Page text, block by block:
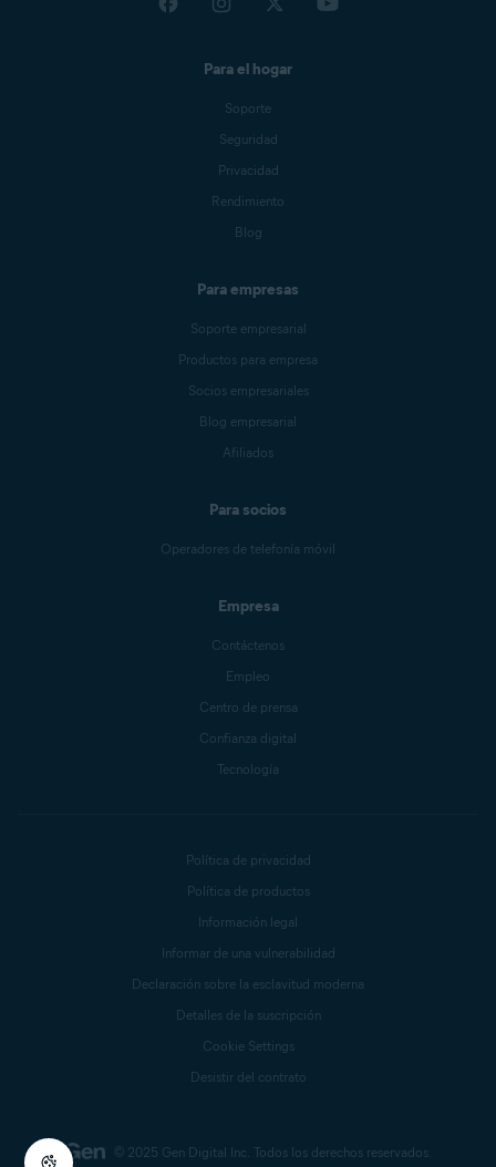
Para el hogar
Soporte
Seguridad
Privacidad
Rendimiento
Blog
Para empresas
Soporte empresarial
Productos para empresa
Socios empresariales
Blog empresarial
Afiliados
Para socios
Operadores de telefonía móvil
Empresa
Contáctenos
Empleo
Centro de prensa
Confianza digital
Tecnología
© 2025 Gen Digital Inc. Todos los derechos reservados.
Política de privacidad
Política de productos
Información legal
Informar de una vulnerabilidad
Declaración sobre la esclavitud moderna
Detalles de la suscripción
Cookie Settings
Desistir del contrato